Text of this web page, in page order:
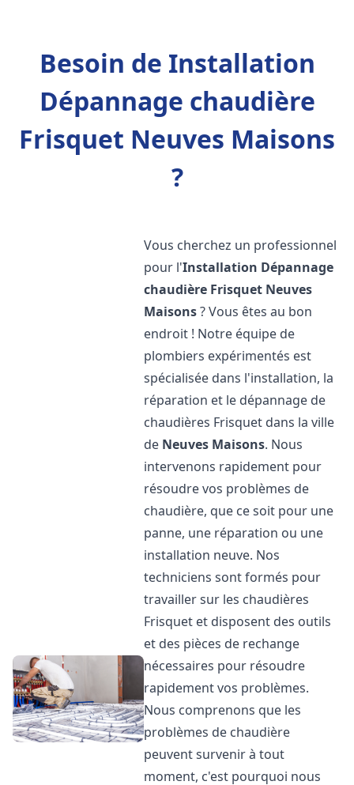
Besoin de Installation
Dépannage chaudière
Frisquet Neuves Maisons
?
Vous cherchez un professionnel
pour l'Installation Dépannage
chaudière Frisquet Neuves
Maisons? Vous êtes au bon
endroit ! Notre équipe de
plombiers expérimentés est
spécialisée dans l'installation, la
réparation et le dépannage de
chaudières Frisquet dans la ville
de Neuves Maisons. Nous
intervenons rapidement pour
résoudre vos problèmes de
chaudière, que ce soit pour une
panne, une réparation ou une
installation neuve. Nos
techniciens sont formés pour
travailler sur les chaudières
Frisquet et disposent des outils
et des pièces de rechange
nécessaires pour résoudre
rapidement vos problèmes.
Nous comprenons que les
problèmes de chaudière
peuvent survenir à tout
moment, c'est pourquoi nous